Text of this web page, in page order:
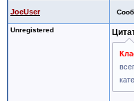
JoeUser
Unregistered